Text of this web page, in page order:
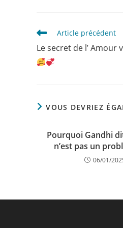
Read
articles
Article précédent
Le secret de l’ Amour
VOUS DEVRIEZ
Pourquoi Gandhi
n’est pas un
06/01/